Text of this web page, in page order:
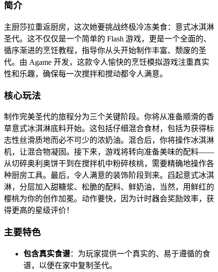
简介
主厨莎拉重返厨房，这次她要挑战终极冷冻美食：意式冰淇淋
圣代。这不仅仅是一个简单的 Flash 游戏，更是一个全面的、
循序渐进的烹饪教程，指导你从头开始制作丰富、颓废的圣
代。由 Agame 开发，这款令人愉快的烹饪模拟游戏注重真实
性和乐趣，确保每一次搅拌和搅动都令人满意。
核心玩法
制作完美圣代的旅程分为三个关键阶段。你将从准备顺滑的香
草意式冰淇淋底料开始。这包括仔细混合食材，包括为获得标
志性丝滑质地而必不可少的浓奶油。混合后，你将操作冰淇淋
机，让混合物凝固。接下来，游戏将转向准备美味的配料——
从切碎奥利奥饼干到在搅拌机中粉碎核桃，需要精确地操作各
种厨房工具。最后，令人满意的装饰阶段到来。舀起意式冰淇
淋，分层加入甜糖浆、松脆的配料、鲜奶油，当然，用鲜红的
樱桃为你的创作加冕。动作要快，因为计时器会奖励效率，获
得更高的星级评价！
主要特色
包含真实食谱：为玩家提供一个真实的、易于遵循的食
谱，以便在家中复制圣代。